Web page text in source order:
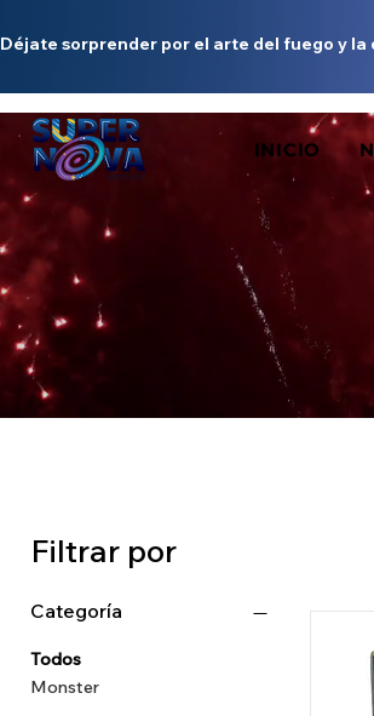
sorprender por el arte del fuego y
INICIO
Filtrar por
Categoría
Todos
Monster